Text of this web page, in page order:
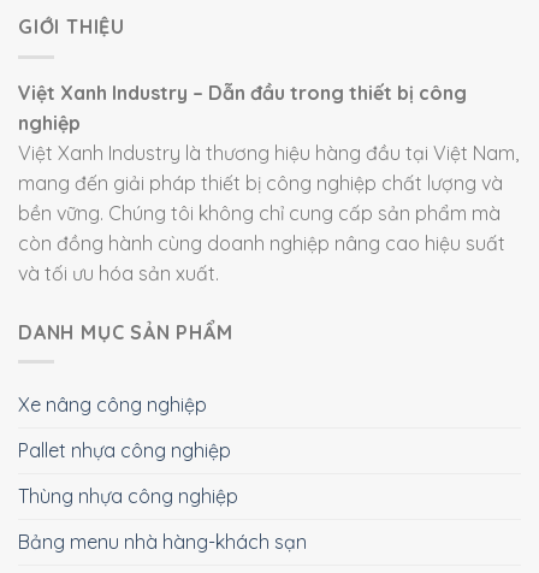
GIỚI THIỆU
Việt Xanh Industry – Dẫn đầu trong thiết bị công
nghiệp
Việt Xanh Industry là thương hiệu hàng đầu tại Việt Nam,
mang đến giải pháp thiết bị công nghiệp chất lượng và
bền vững. Chúng tôi không chỉ cung cấp sản phẩm mà
còn đồng hành cùng doanh nghiệp nâng cao hiệu suất
và tối ưu hóa sản xuất.
DANH MỤC SẢN PHẨM
Xe nâng công nghiệp
Pallet nhựa công nghiệp
Thùng nhựa công nghiệp
Bảng menu nhà hàng-khách sạn